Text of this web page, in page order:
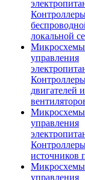
локальной
Микросхемы
управления
двигателей и
Микросхемы
управления
источников
Микросхемы
управления